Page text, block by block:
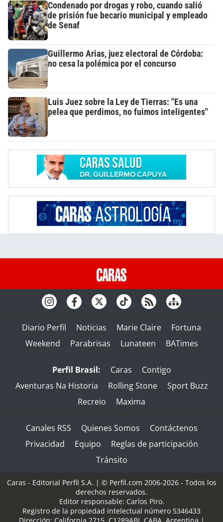
Condenado por drogas y robo, cuando salió
de prisión fue becario municipal y empleado
de Senaf
Guillermo Arias, juez electoral de Córdoba:
no cesa la polémica por el concurso
Luis Juez sobre la Ley de Tierras: "Es una
pelea que perdimos, no fuimos inteligentes"
Diario Perfil Noticias Marie Claire
Fortuna
Weekend
Parabrisas Lunateen BATimes
Perfil Brasil: Caras
Contigo
Aventuras Na Historia
Rolling Stone
Sport Buzz
Recreio
Maxima
Canales RSS Quienes Somos
Contáctenos
Privacidad
Equipo
Reglas de participación
Tránsito
Caras - Editorial Perfil S.A. | © Perfil.com 2006-2026 - Todos los
derechos reservados.
Editor responsable: Carlos Piro.
Registro de la propiedad intelectual número 5346433